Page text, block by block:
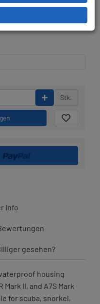
Prämienpunkte: 1975
Stk.
Info
gesehen?
housing
Mark II, and A7S Mark
for scuba, snorkel,